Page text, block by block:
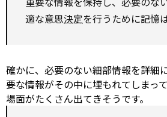
適な意思決定を行うために記憶
確かに、必要のない細部情報を詳細
要な情報がその中に埋もれてしまって
場面がたくさん出てきそうです。